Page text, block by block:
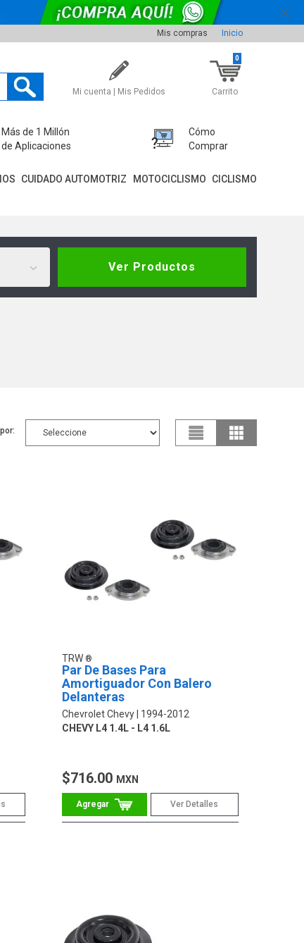
Mis compras Inicio
Mi cuenta | Mis Pedidos Carrito
0
Más de 1 Millón
de Aplicaciones
Cómo
Comprar
CUIDADO AUTOMOTRIZ MOTOCICLISMO CICLISMO
Ver Productos
TRW
Par De Bases Para
Amortiguador Con Balero
Delanteras
Chevrolet Chevy
1994-2012
CHEVY L4 1.4L - L4 1.6L
$716.00 MXN
Ver Detalles